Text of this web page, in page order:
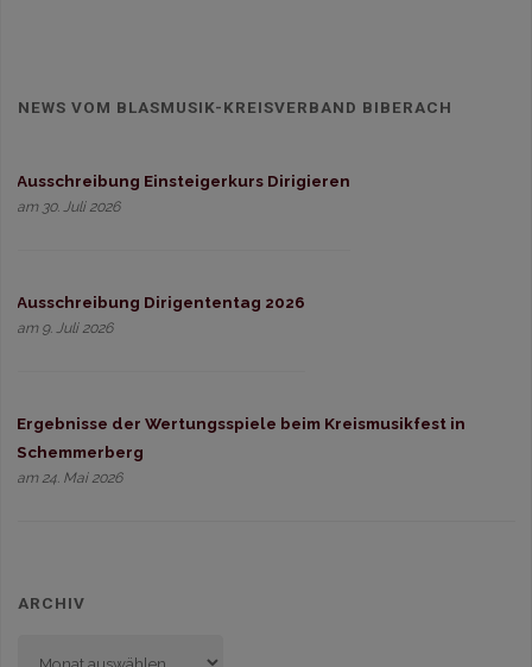
NEWS VOM BLASMUSIK-KREISVERBAND BIBERACH
Ausschreibung Einsteigerkurs Dirigieren
am 30. Juli 2026
Ausschreibung Dirigententag 2026
am 9. Juli 2026
Ergebnisse der Wertungsspiele beim Kreismusikfest in
Schemmerberg
am 24. Mai 2026
ARCHIV